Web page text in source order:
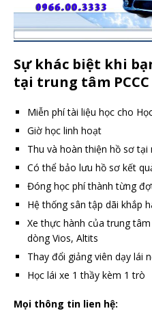
Sự khác biệt khi
tại trung tâm PCCC
Miễn phí tài liệu học cho
Giờ học linh hoạt
Thu và hoàn thiện hồ sơ tại
Có thể bảo lưu hồ sơ kết
Đóng học phí thành từng
Hệ thống sân tập dãi khắp
Xe thực hành của trung
dòng Vios, Altits
Thay đổi giảng viên dạy lái
Học lái xe 1 thầy kèm 1 trò
Mọi thông tin lien hệ: